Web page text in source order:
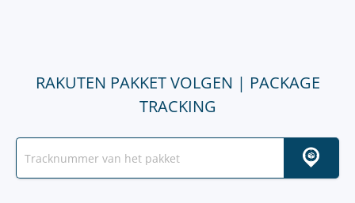
RAKUTEN PAKKET VOLGEN | PACKAGE
TRACKING